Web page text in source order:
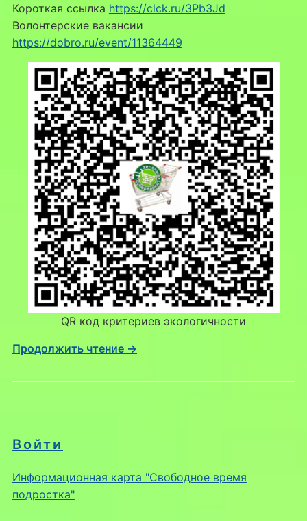
Войти
Информационная карта "Свободное время
подростка"
Короткая ссылка https://clck.ru/3Pb3Jd
Волонтерские вакансии
https://dobro.ru/event/11364449
QR код критериев экологичности
Продолжить чтение →